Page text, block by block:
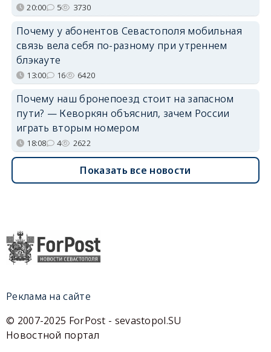
20:00 5 3730
Почему у абонентов Севастополя мобильная
связь вела себя по-разному при утреннем
блэкауте
13:00 16 6420
Почему наш бронепоезд стоит на запасном
пути? — Кеворкян объяснил, зачем России
играть вторым номером
18:08 4 2622
Показать все новости
Реклама на сайте
© 2007-2025 ForPost - sevastopol.SU
Новостной портал